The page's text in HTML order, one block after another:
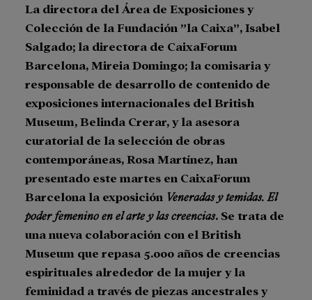
La directora del Área de Exposiciones y
Colección de la Fundación ”la Caixa”, Isabel
Salgado; la directora de CaixaForum
Barcelona, Mireia Domingo; la comisaria y
responsable de desarrollo de contenido de
exposiciones internacionales del British
Museum, Belinda Crerar, y la asesora
curatorial de la selección de obras
contemporáneas, Rosa Martínez, han
presentado este martes en CaixaForum
Barcelona la exposición Veneradas y temidas. El
poder femenino en el arte y las creencias. Se trata de
una nueva colaboración con el British
Museum que repasa 5.000 años de creencias
espirituales alrededor de la mujer y la
feminidad a través de piezas ancestrales y